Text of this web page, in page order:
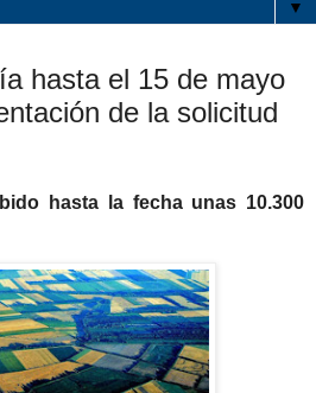
▼
hasta el 15 de mayo
de la solicitud
hasta la fecha unas 10.300